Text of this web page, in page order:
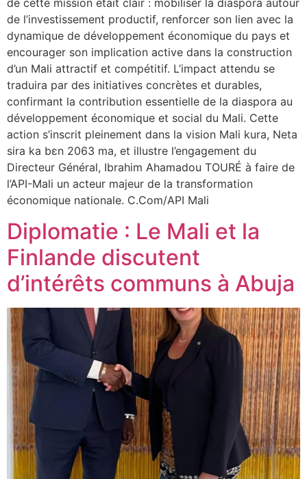
de cette mission était clair : mobiliser la diaspora autour
de l’investissement productif, renforcer son lien avec la
dynamique de développement économique du pays et
encourager son implication active dans la construction
d’un Mali attractif et compétitif. L’impact attendu se
traduira par des initiatives concrètes et durables,
confirmant la contribution essentielle de la diaspora au
développement économique et social du Mali. Cette
action s’inscrit pleinement dans la vision Mali kura, Neta
sira ka bɛn 2063 ma, et illustre l’engagement du
Directeur Général, Ibrahim Ahamadou TOURÉ à faire de
l’API-Mali un acteur majeur de la transformation
économique nationale. C.Com/API Mali
Diplomatie : Le Mali et la
Finlande discutent
d’intérêts communs à Abuja